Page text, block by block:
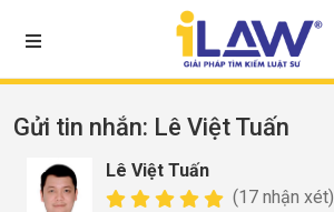
Gửi tin nhắn: Lê Việt Tuấn
Lê Việt Tuấn
(17 nhận xét)